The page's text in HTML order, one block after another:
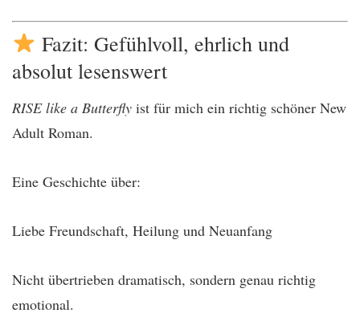
Fazit: Gefühlvoll, ehrlich und
absolut lesenswert
RISE like a Butterfly ist für mich ein richtig schöner New
Adult Roman.
Eine Geschichte über:
Liebe Freundschaft, Heilung und Neuanfang
Nicht übertrieben dramatisch, sondern genau richtig
emotional.